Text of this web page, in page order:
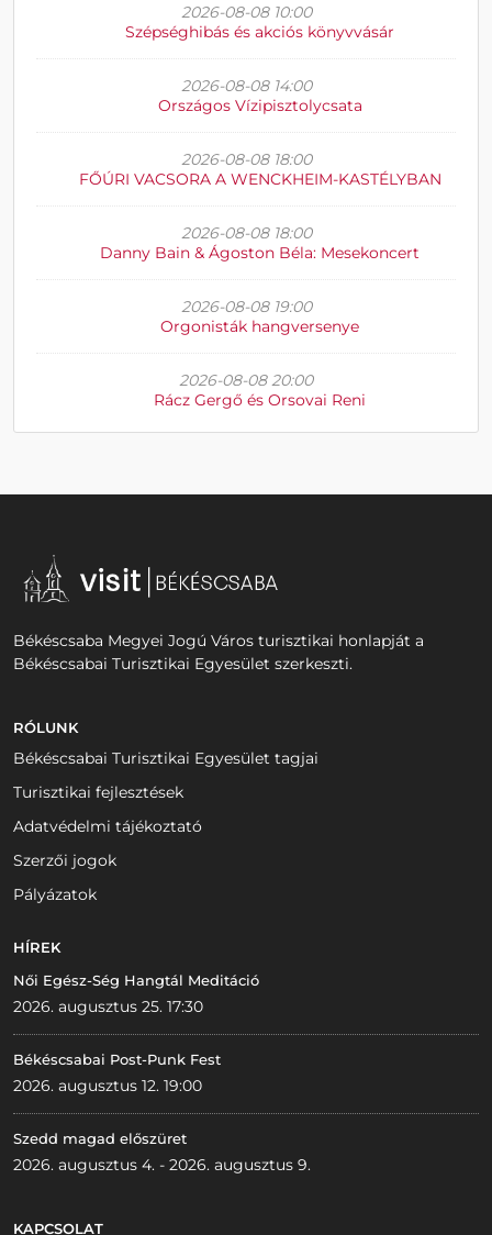
2026-08-08 10:00
Szépséghibás és akciós könyvvásár
2026-08-08 14:00
Országos Vízipisztolycsata
2026-08-08 18:00
FŐÚRI VACSORA A WENCKHEIM-KASTÉLYBAN
2026-08-08 18:00
Danny Bain & Ágoston Béla: Mesekoncert
2026-08-08 19:00
Orgonisták hangversenye
2026-08-08 20:00
Rácz Gergő és Orsovai Reni
Békéscsaba Megyei Jogú Város turisztikai honlapját a
Békéscsabai Turisztikai Egyesület szerkeszti.
RÓLUNK
Békéscsabai Turisztikai Egyesület tagjai
Turisztikai fejlesztések
Adatvédelmi tájékoztató
Szerzői jogok
Pályázatok
HÍREK
Női Egész-Ség Hangtál Meditáció
2026. augusztus 25. 17:30
Békéscsabai Post-Punk Fest
2026. augusztus 12. 19:00
Szedd magad előszüret
2026. augusztus 4. - 2026. augusztus 9.
KAPCSOLAT